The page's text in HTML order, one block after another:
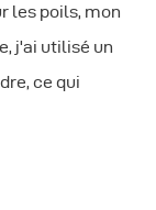
les poils, mon
j'ai utilisé un
ce qui